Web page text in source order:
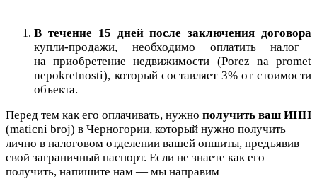
В течение 15 дней после заключения договора
купли-продажи, необходимо оплатить налог
на приобретение недвижимости (Porez na promet
nepokretnosti), который составляет 3% от стоимости
объекта.
Перед тем как его оплачивать, нужно получить ваш ИНН
(maticni broj) в Черногории, который нужно получить
лично в налоговом отделении вашей опшиты, предъявив
свой заграничный паспорт. Если не знаете как его
получить, напишите нам — мы направим